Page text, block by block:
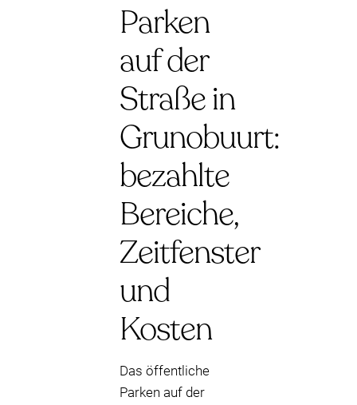
Parken
auf der
Straße in
Grunobuurt:
bezahlte
Bereiche,
Zeitfenster
und
Kosten
Das öffentliche
Parken auf der